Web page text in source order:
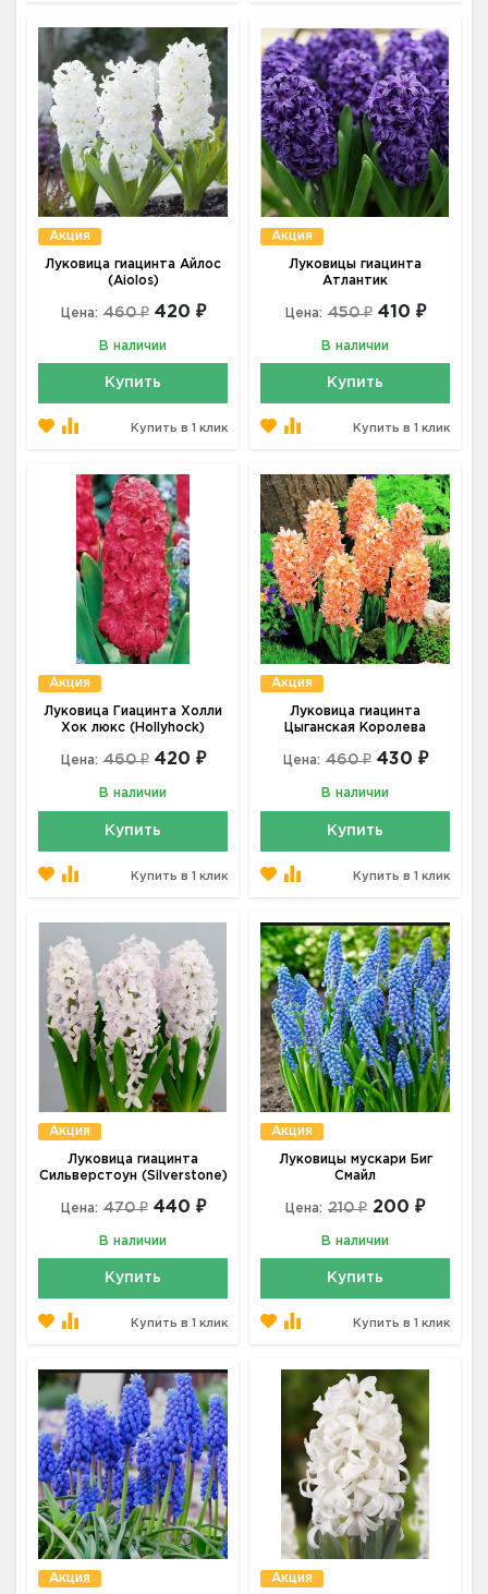
Акция
Луковица гиацинта Айлос
(Aiolos)
Цена: 460 ₽ 420 ₽
В наличии
Купить
Купить в 1 клик
Акция
Луковицы гиацинта
Атлантик
Цена: 450 ₽ 410 ₽
В наличии
Купить
Купить в 1 клик
Акция
Луковица Гиацинта Холли
Хок люкс (Hollyhock)
Цена: 460 ₽ 420 ₽
В наличии
Купить
Купить в 1 клик
Акция
Луковица гиацинта
Цыганская Королева
Цена: 460 ₽ 430 ₽
В наличии
Купить
Купить в 1 клик
Акция
Луковица гиацинта
Сильверстоун (Silverstone)
Цена: 470 ₽ 440 ₽
В наличии
Купить
Купить в 1 клик
Акция
Луковицы мускари Биг
Смайл
Цена: 210 ₽ 200 ₽
В наличии
Купить
Купить в 1 клик
Акция Акция